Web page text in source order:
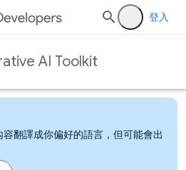
登入
AI Toolkit
容翻譯成你偏好的語言，但可能會出